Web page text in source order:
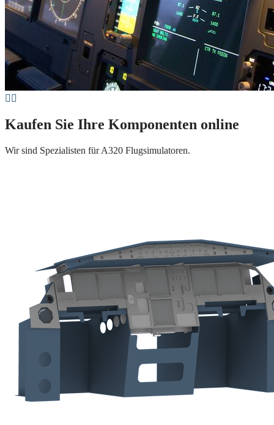
Kaufen Sie Ihre Komponenten online
Wir sind Spezialisten für A320 Flugsimulatoren.